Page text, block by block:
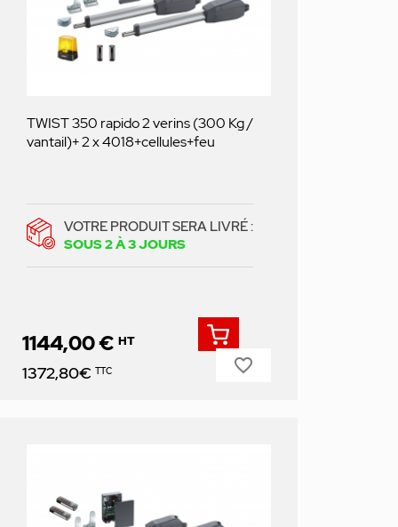
TWIST 350 rapido 2 verins (300 Kg /
vantail)+ 2 x 4018+cellules+feu
VOTRE PRODUIT SERA LIVRÉ :
SOUS 2 À 3 JOURS
Prix
1144,00 € HT
1372,80€ TTC favorite_border